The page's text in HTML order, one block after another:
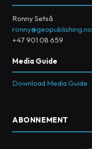
Ronny Setså
ronny@geopublishing.no
+47 901 08 659
Media Guide
Download Media Guide
ABONNEMENT